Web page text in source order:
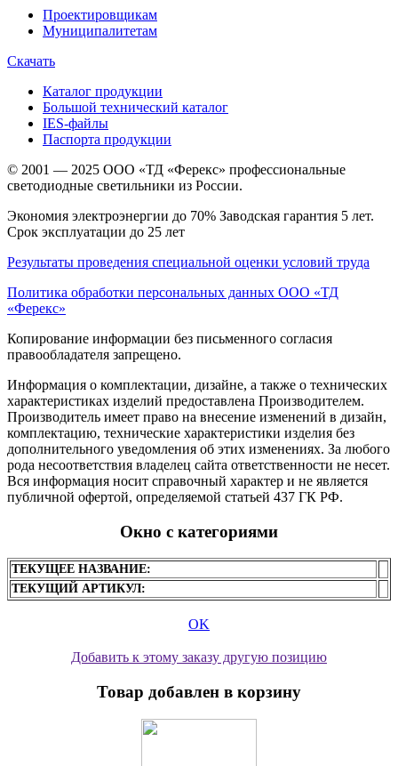
Проектировщикам
Муниципалитетам
Скачать
Каталог продукции
Большой технический каталог
IES-файлы
Паспорта продукции
© 2001 — 2025 ООО «ТД «Ферекс» профессиональные
светодиодные светильники из России.
Экономия электроэнергии до 70% Заводская гарантия 5 лет.
Срок эксплуатации до 25 лет
Результаты проведения специальной оценки условий труда
Политика обработки персональных данных ООО «ТД
«Ферекс»
Копирование информации без письменного согласия
правообладателя запрещено.
Информация о комплектации, дизайне, а также о технических
характеристиках изделий предоставлена Производителем.
Производитель имеет право на внесение изменений в дизайн,
комплектацию, технические характеристики изделия без
дополнительного уведомления об этих изменениях. За любого
рода несоответствия владелец сайта ответственности не несет.
Вся информация носит справочный характер и не является
публичной офертой, определяемой статьей 437 ГК РФ.
Окно с категориями
ТЕКУЩЕЕ НАЗВАНИЕ:
ТЕКУЩИЙ АРТИКУЛ:
OK
Добавить к этому заказу другую позицию
Товар добавлен в корзину